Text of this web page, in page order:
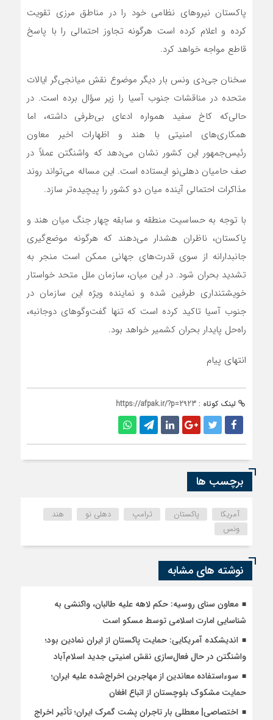
پاکستان نیروهای نظامی خود را در مناطق مرزی تقویت
کرده و اعلام کرده است هرگونه تجاوز احتمالی را با پاسخ
قاطع مواجه خواهد کرد.
سخنان جی‌دی ونس بار دیگر موضوع نقش میانجی‌گر ایالات
متحده در مناقشات جنوب آسیا را زیر سؤال برده است. در
حالی‌که کاخ سفید همواره ادعای بی‌طرفی داشته، اما
همکاری‌های امنیتی با هند و اظهارات اخیر معاون
رئیس‌جمهور این کشور نشان می‌دهد که واشنگتن عملاً در
صف حامیان دهلی‌نو ایستاده است. این مساله می‌تواند روند
مذاکرات احتمالی آینده میان دو کشور را پیچیده‌تر سازد.
با توجه به حساسیت منطقه و سابقه چهار جنگ میان هند و
پاکستان، ناظران هشدار می‌دهند که هرگونه موضع‌گیری
جانبدارانه از سوی قدرت‌های جهانی ممکن است منجر به
تشدید بحران شود. در این میان، سازمان ملل متحد خواستار
خویشتنداری طرفین شده و نماینده ویژه این سازمان در
جنوب آسیا تاکید کرده است که تنها گفت‌وگوهای دوجانبه،
راه‌حل پایدار بحران کشمیر خواهد بود.
انتهای پیام
لینک کوتاه : https://afpak.ir/?p=2923
برچسب ها
آمریکا پاکستان ترامپ دهلی نو
هند
ونس
نوشته های مشابه
معاون سنای روسیه: حکم لاهه علیه طالبان، واکنشی به
شناسایی امارت اسلامی توسط مسکو است
اندیشکده آمریکایی: حمایت پاکستان از ایران نمادین بود؛
واشنگتن در حال فعال‌سازی نقش امنیتی جدید اسلام‌آباد
سوءاستفاده معاندین از مهاجرین اخراج‌شده علیه ایران؛
حمایت مشکوک بلوچستان از اتباع افغان
اختصاصی| معطلی بار تاجران پشت گمرک ایران؛ تأثیر اخراج